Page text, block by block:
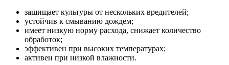
защищает культуры от нескольких вредителей;
устойчив к смыванию дождем;
имеет низкую норму расхода, снижает количество
обработок;
эффективен при высоких температурах;
активен при низкой влажности.